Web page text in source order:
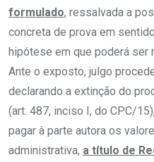
formulado, ressalvada a
concreta de prova em
hipótese em que poderá ser
Ante o exposto, julgo
declarando a extinção do
(art. 487, inciso I, do CPC/
pagar à parte autora os
administrativa, a título de